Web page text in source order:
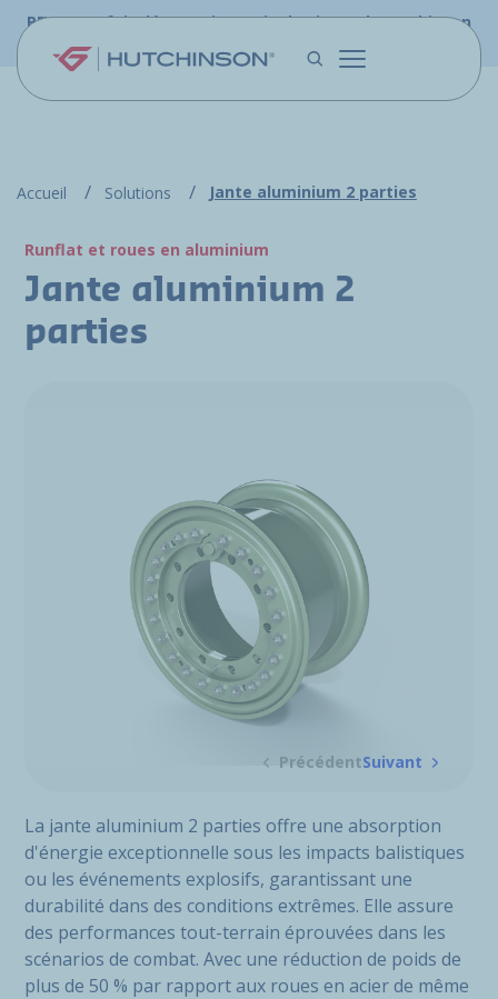
Aller au contenu principal
PFW.aero fait désormais partie du site web Hutchinson
Accueil Solutions Jante aluminium 2 parties
Runflat et roues en aluminium
Jante aluminium 2
parties
PrécédentSuivant
La jante aluminium 2 parties offre une absorption
d'énergie exceptionnelle sous les impacts balistiques
ou les événements explosifs, garantissant une
durabilité dans des conditions extrêmes. Elle assure
des performances tout-terrain éprouvées dans les
scénarios de combat. Avec une réduction de poids de
plus de 50 % par rapport aux roues en acier de même